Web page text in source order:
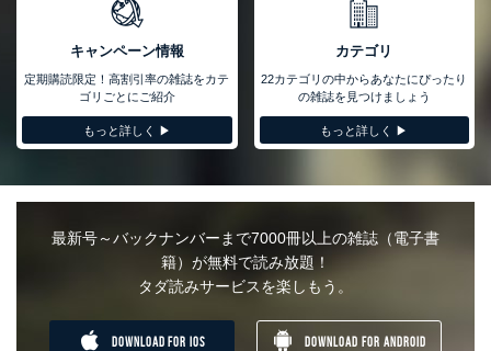
キャンペーン情報
定期購読限定！高割引率の雑誌をカテ
ゴリごとにご紹介
もっと詳しく ▶︎
カテゴリ
22カテゴリの中からあなたにぴったり
の雑誌を見つけましょう
もっと詳しく ▶︎
最新号～バックナンバーまで7000冊以上の雑誌（電子書
籍）が無料で読み放題！
タダ読みサービスを楽しもう。
DOWNLOAD FOR IOS DOWNLOAD FOR ANDROID